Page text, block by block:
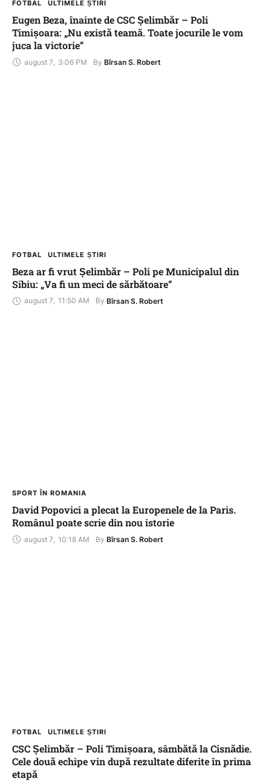
FOTBAL ULTIMELE ȘTIRI
Eugen Beza, înainte de CSC Șelimbăr – Poli
Timișoara: „Nu există teamă. Toate jocurile le vom
juca la victorie”
august 7 3:06 PM By Bîrsan S. Robert
FOTBAL ULTIMELE ȘTIRI
Beza ar fi vrut Șelimbăr – Poli pe Municipalul din
Sibiu: „Va fi un meci de sărbătoare”
august 7, 11:50 AM By Bîrsan S. Robert
SPORT ÎN ROMANIA
David Popovici a plecat la Europenele de la Paris.
Românul poate scrie din nou istorie
august 7 10:18 AM By Bîrsan S. Robert
FOTBAL ULTIMELE ȘTIRI
CSC Șelimbăr – Poli Timișoara, sâmbătă la Cisnădie.
Cele două echipe vin după rezultate diferite în prima
etapă